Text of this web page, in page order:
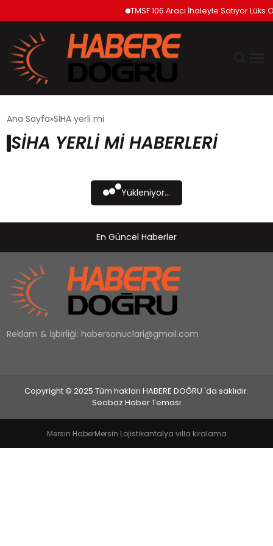
TMSF 106 Aracı İhaleyle Satıyor
EKONOMİ
SPOR
EĞİTİM
MAGAZİN
Ana Sayfa SİHA yerli mi
SİHA YERLI MI HABERLERI
Yükleniyor...
En Güncel Haberler
Reklam & İşbirliği: habersonuclari@gmail.com
Copyright © 2025 Tüm hakları HABERE DOĞRU 'da saklıdır.
Seobaz Haber Teması
Mersin HaberMersin Lojistikantalya villa kiralama